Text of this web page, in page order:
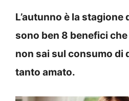
L’autunno è la
sono ben 8 benefici
non sai sul consumo di
tanto amato.